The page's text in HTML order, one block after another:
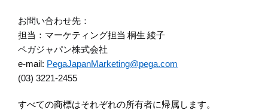
お問い合わせ先：
担当：マーケティング担当 桐生 綾子
ペガジャパン株式会社
e-mail: PegaJapanMarketing@pega.com
(03) 3221-2455
すべての商標はそれぞれの所有者に帰属します。